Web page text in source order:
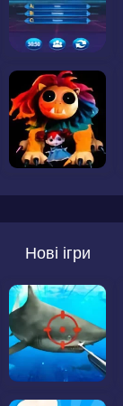
Нові ігри